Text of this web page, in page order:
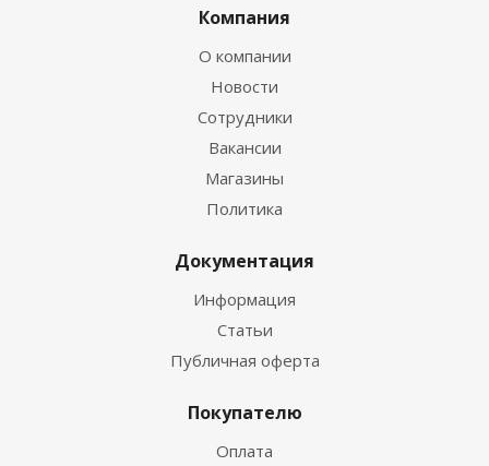
Компания
О компании
Новости
Сотрудники
Вакансии
Магазины
Политика
Документация
Информация
Статьи
Публичная оферта
Покупателю
Оплата